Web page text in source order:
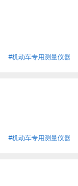
#机动车专用测量仪器
#机动车专用测量仪器